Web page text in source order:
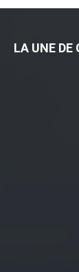
LA UNE DE